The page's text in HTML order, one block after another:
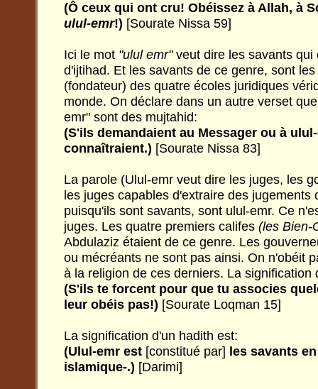
(Ô ceux qui ont cru! Obéissez à Allah, à
ulul-emr!) [Sourate Nissa 59]
Ici le mot "ulul emr" veut dire les savants qui
d'ijtihad. Et les savants de ce genre, sont
(fondateur) des quatre écoles juridiques
monde. On déclare dans un autre verset
emr" sont des mujtahid:
(S'ils demandaient au Messager ou à
connaîtraient.) [Sourate Nissa 83]
La parole (Ulul-emr veut dire les juges, les
les juges capables d'extraire des jugements
puisqu'ils sont savants, sont ulul-emr. Ce
juges. Les quatre premiers califes (les Bien-
Abdulaziz étaient de ce genre. Les
ou mécréants ne sont pas ainsi. On n'obéit
à la religion de ces derniers. La signification
(S'ils te forcent pour que tu associes
leur obéis pas!) [Sourate Loqman 15]
La signification d'un hadith est:
(Ulul-emr est [constitué par] les savants
islamique-.) [Darimi]